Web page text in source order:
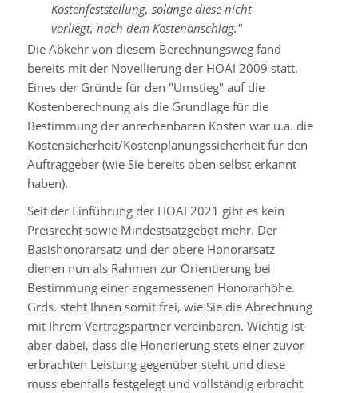
Kostenfeststellung, solange diese nicht
vorliegt, nach dem Kostenanschlag."
Die Abkehr von diesem Berechnungsweg fand
bereits mit der Novellierung der HOAI 2009 statt.
Eines der Gründe für den "Umstieg" auf die
Kostenberechnung als die Grundlage für die
Bestimmung der anrechenbaren Kosten war u.a. die
Kostensicherheit/Kostenplanungssicherheit für den
Auftraggeber (wie Sie bereits oben selbst erkannt
haben).
Seit der Einführung der HOAI 2021 gibt es kein
Preisrecht sowie Mindestsatzgebot mehr. Der
Basishonorarsatz und der obere Honorarsatz
dienen nun als Rahmen zur Orientierung bei
Bestimmung einer angemessenen Honorarhöhe.
Grds. steht Ihnen somit frei, wie Sie die Abrechnung
mit Ihrem Vertragspartner vereinbaren. Wichtig ist
aber dabei, dass die Honorierung stets einer zuvor
erbrachten Leistung gegenüber steht und diese
muss ebenfalls festgelegt und vollständig erbracht